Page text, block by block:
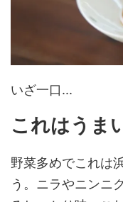
いざ一口...
これはうま
野菜多めでこれは
う。ニラやニンニ